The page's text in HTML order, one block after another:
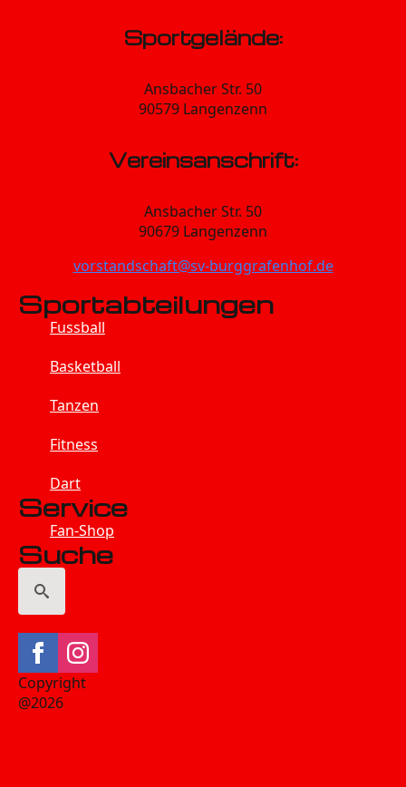
Sportgelände:
Ansbacher Str. 50
90579 Langenzenn
Vereinsanschrift:
Ansbacher Str. 50
90679 Langenzenn
vorstandschaft@sv-burggrafenhof.de
Sportabteilungen
Fussball
Basketball
Tanzen
Fitness
Dart
Service
Fan-Shop
Suche
for:
Copyright
@2026